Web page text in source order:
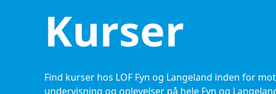
Kurser
Find kurser hos LOF Fyn og Langeland inden for
undervisning og oplevelser på hele Fyn og